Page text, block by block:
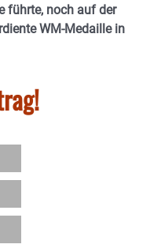
führte, noch auf der
WM-Medaille in